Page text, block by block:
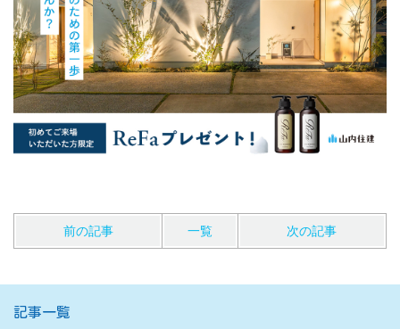
前の記事 一覧 次の記事
記事一覧